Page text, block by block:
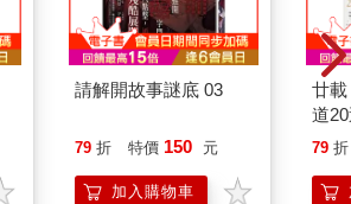
請解開故事謎底 03
79 折 特價 150 元
加入購物車
廿
道
79 折